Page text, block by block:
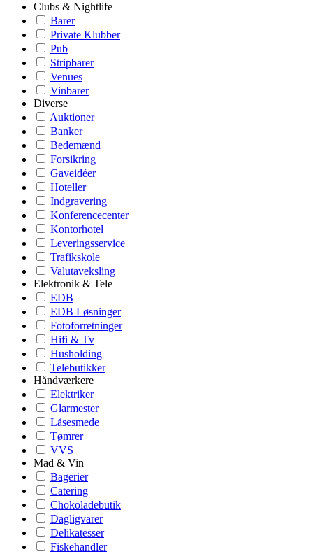
Clubs & Nightlife
Barer
Private Klubber
Pub
Stripbarer
Venues
Vinbarer
Diverse
Auktioner
Banker
Bedemænd
Forsikring
Gaveidéer
Hoteller
Indgravering
Konferencecenter
Kontorhotel
Leveringsservice
Trafikskole
Valutaveksling
Elektronik & Tele
EDB
EDB Løsninger
Fotoforretninger
Hifi & Tv
Husholding
Telebutikker
Håndværkere
Elektriker
Glarmester
Låsesmede
Tømrer
VVS
Mad & Vin
Bagerier
Catering
Chokoladebutik
Dagligvarer
Delikatesser
Fiskehandler